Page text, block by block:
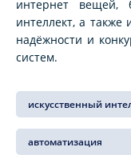
интернет вещей,
интеллект, а
надёжности и
систем.
искусственный
автоматизация